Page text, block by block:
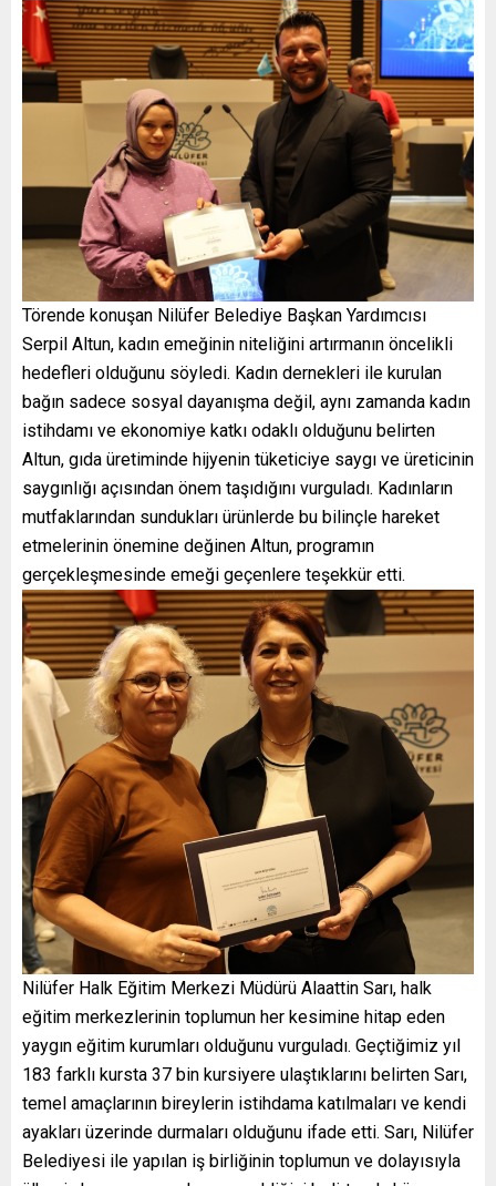
Törende konuşan Nilüfer Belediye Başkan Yardımcısı
Serpil Altun, kadın emeğinin niteliğini artırmanın öncelikli
hedefleri olduğunu söyledi. Kadın dernekleri ile kurulan
bağın sadece sosyal dayanışma değil, aynı zamanda kadın
istihdamı ve ekonomiye katkı odaklı olduğunu belirten
Altun, gıda üretiminde hijyenin tüketiciye saygı ve üreticinin
saygınlığı açısından önem taşıdığını vurguladı. Kadınların
mutfaklarından sundukları ürünlerde bu bilinçle hareket
etmelerinin önemine değinen Altun, programın
gerçekleşmesinde emeği geçenlere teşekkür etti.
Nilüfer Halk Eğitim Merkezi Müdürü Alaattin Sarı, halk
eğitim merkezlerinin toplumun her kesimine hitap eden
yaygın eğitim kurumları olduğunu vurguladı. Geçtiğimiz yıl
183 farklı kursta 37 bin kursiyere ulaştıklarını belirten Sarı,
temel amaçlarının bireylerin istihdama katılmaları ve kendi
ayakları üzerinde durmaları olduğunu ifade etti. Sarı, Nilüfer
Belediyesi ile yapılan iş birliğinin toplumun ve dolayısıyla